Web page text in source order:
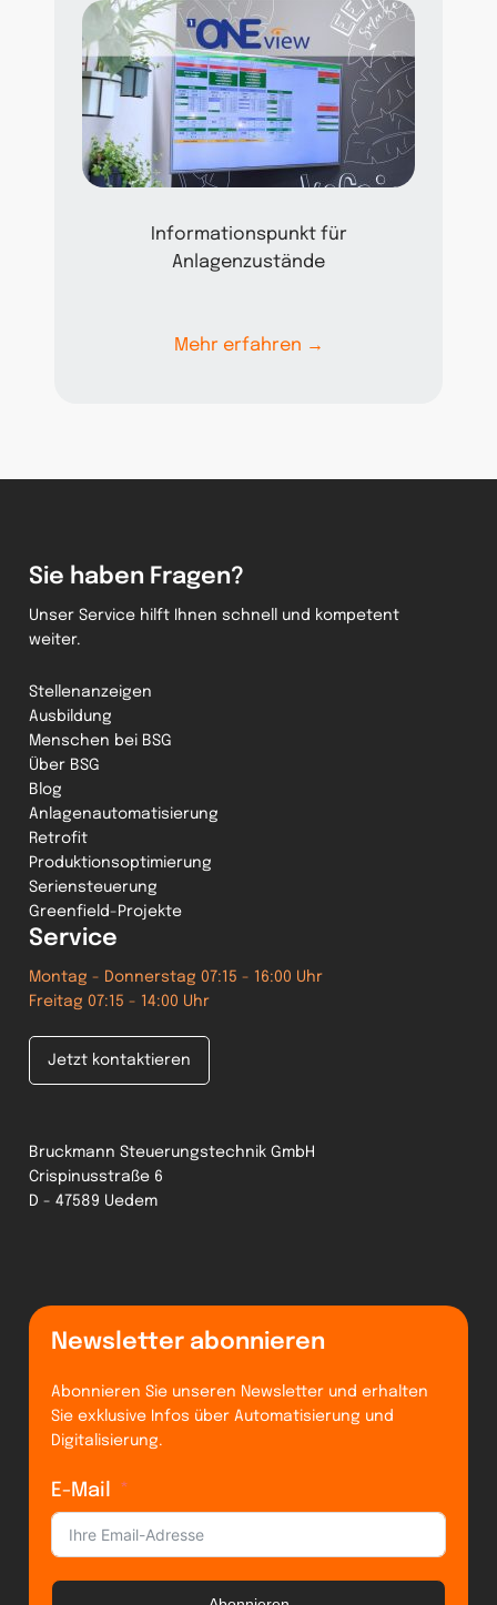
Informationspunkt für
Anlagenzustände
Mehr erfahren →
Sie haben Fragen?
Unser Service hilft Ihnen schnell und kompetent
weiter.
Stellenanzeigen
Ausbildung
Menschen bei BSG
Über BSG
Blog
Anlagenautomatisierung
Retrofit
Produktionsoptimierung
Seriensteuerung
Greenfield-Projekte
Service
Montag - Donnerstag 07:15 - 16:00 Uhr
Freitag 07:15 - 14:00 Uhr
Jetzt kontaktieren
Bruckmann Steuerungstechnik GmbH
Crispinusstraße 6
D - 47589 Uedem
Newsletter abonnieren
Abonnieren Sie unseren Newsletter und erhalten
Sie exklusive Infos über Automatisierung und
Digitalisierung.
E-Mail